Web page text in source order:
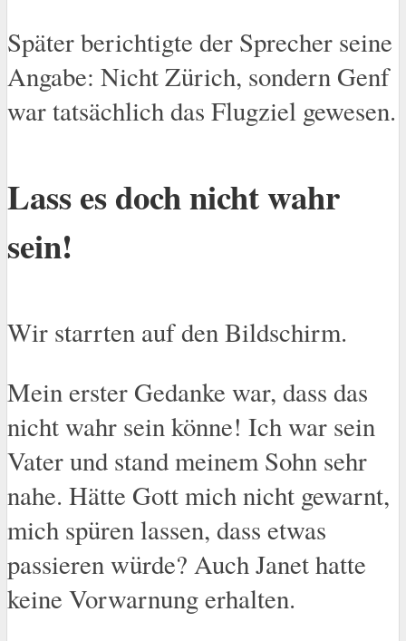
Später berichtigte der Sprecher seine
Angabe: Nicht Zürich, sondern Genf
war tatsächlich das Flugziel gewesen.
Lass es doch nicht wahr
sein!
Wir starrten auf den Bildschirm.
Mein erster Gedanke war, dass das
nicht wahr sein könne! Ich war sein
Vater und stand meinem Sohn sehr
nahe. Hätte Gott mich nicht gewarnt,
mich spüren lassen, dass etwas
passieren würde? Auch Janet hatte
keine Vorwarnung erhalten.